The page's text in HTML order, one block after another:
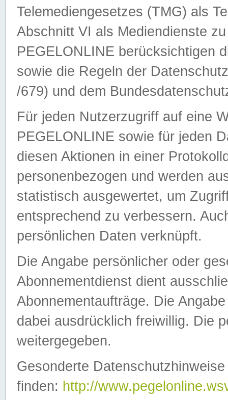
Telemediengesetzes (TMG) als
Abschnitt VI als Mediendienste
PEGELONLINE berücksichtigen
sowie die Regeln der
/679) und dem
Für jeden Nutzerzugriff auf eine
PEGELONLINE sowie für jeden
diesen Aktionen in einer
personenbezogen und werden
statistisch ausgewertet, um
entsprechend zu verbessern.
persönlichen Daten verknüpft.
Die Angabe persönlicher oder
Abonnementdienst dient
Abonnementaufträge. Die
dabei ausdrücklich freiwillig. Die
weitergegeben.
Gesonderte
finden: http://